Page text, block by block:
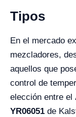
Tipos
En el mercado
mezcladores,
aquellos que
control de
elección entre el
YR06051 de